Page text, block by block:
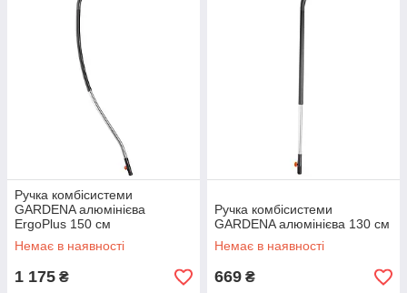
Ручка комбісистеми
GARDENA алюмінієва
ErgoPlus 150 см
Немає в наявності
1 175 ₴
Ручка комбісистеми
GARDENA алюмінієва 130 см
Немає в наявності
669 ₴